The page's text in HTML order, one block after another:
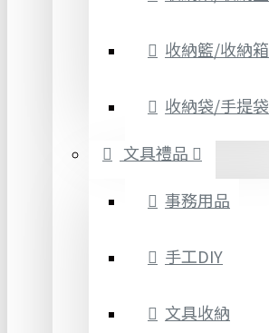
收納籃/收納箱
收納袋/手提袋
文具禮品
事務用品
手工DIY
文具收納